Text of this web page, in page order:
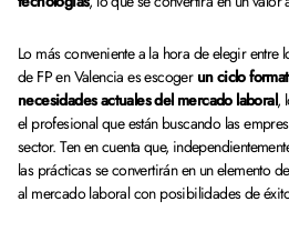
Lo más conveniente a la hora de elegir
de FP en Valencia es escoger un ciclo
necesidades actuales del mercado laboral,
el profesional que están buscando las
sector. Ten en cuenta que,
las prácticas se convertirán en un elemento
al mercado laboral con posibilidades de